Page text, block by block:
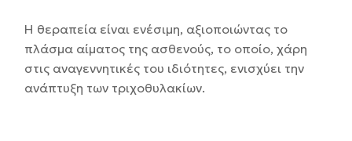
Η θεραπεία είναι ενέσιμη, αξιοποιώντας το
πλάσμα αίματος της ασθενούς, το οποίο, χάρη
στις αναγεννητικές του ιδιότητες, ενισχύει την
ανάπτυξη των τριχοθυλακίων.